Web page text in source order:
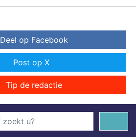
Deel op Facebook
Post op X
Tip de redactie